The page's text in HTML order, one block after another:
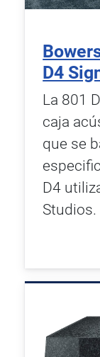
D4
La 801
caja
que se
D4
Studios.